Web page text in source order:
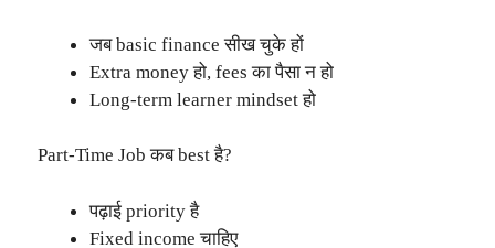
जब basic finance सीख चुके हों
Extra money हो, fees का पैसा न हो
Long-term learner mindset हो
Part-Time Job कब best है?
पढ़ाई priority है
Fixed income चाहिए